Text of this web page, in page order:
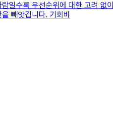
일수록 우선순위에 대한 고려
빼앗깁니다. 기회비